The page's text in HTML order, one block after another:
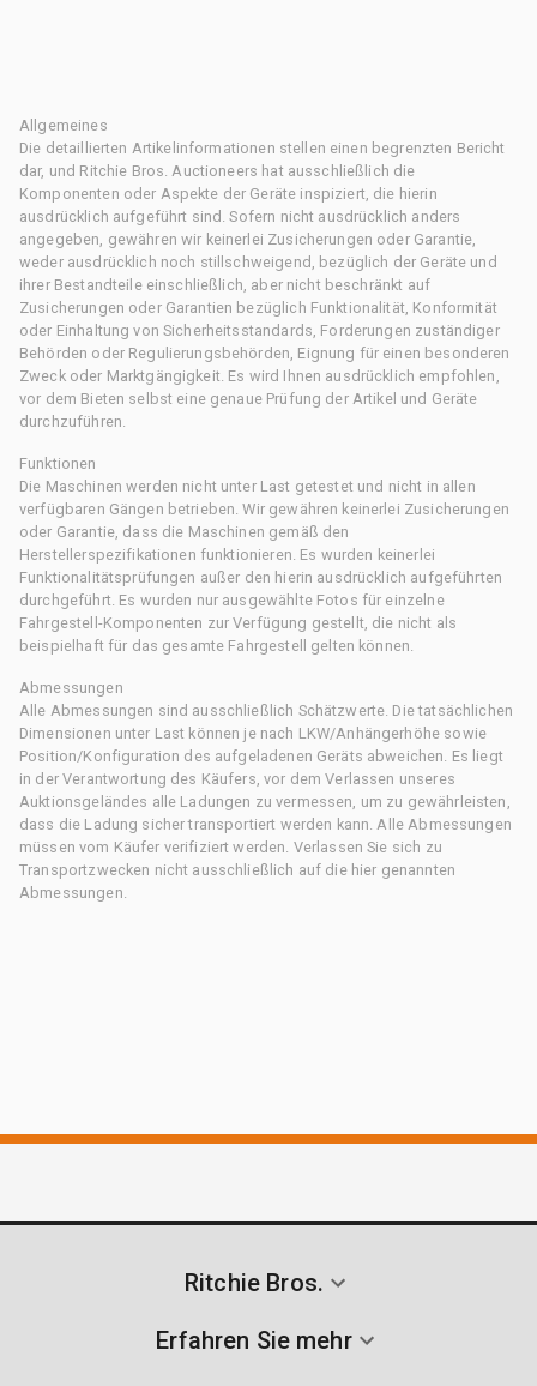
Allgemeines
Die detaillierten Artikelinformationen stellen einen begrenzten Bericht
dar, und Ritchie Bros. Auctioneers hat ausschließlich die
Komponenten oder Aspekte der Geräte inspiziert, die hierin
ausdrücklich aufgeführt sind. Sofern nicht ausdrücklich anders
angegeben, gewähren wir keinerlei Zusicherungen oder Garantie,
weder ausdrücklich noch stillschweigend, bezüglich der Geräte und
ihrer Bestandteile einschließlich, aber nicht beschränkt auf
Zusicherungen oder Garantien bezüglich Funktionalität, Konformität
oder Einhaltung von Sicherheitsstandards, Forderungen zuständiger
Behörden oder Regulierungsbehörden, Eignung für einen besonderen
Zweck oder Marktgängigkeit. Es wird Ihnen ausdrücklich empfohlen,
vor dem Bieten selbst eine genaue Prüfung der Artikel und Geräte
durchzuführen.
Funktionen
Die Maschinen werden nicht unter Last getestet und nicht in allen
verfügbaren Gängen betrieben. Wir gewähren keinerlei Zusicherungen
oder Garantie, dass die Maschinen gemäß den
Herstellerspezifikationen funktionieren. Es wurden keinerlei
Funktionalitätsprüfungen außer den hierin ausdrücklich aufgeführten
durchgeführt. Es wurden nur ausgewählte Fotos für einzelne
Fahrgestell-Komponenten zur Verfügung gestellt, die nicht als
beispielhaft für das gesamte Fahrgestell gelten können.
Abmessungen
Alle Abmessungen sind ausschließlich Schätzwerte. Die tatsächlichen
Dimensionen unter Last können je nach LKW/Anhängerhöhe sowie
Position/Konfiguration des aufgeladenen Geräts abweichen. Es liegt
in der Verantwortung des Käufers, vor dem Verlassen unseres
Auktionsgeländes alle Ladungen zu vermessen, um zu gewährleisten,
dass die Ladung sicher transportiert werden kann. Alle Abmessungen
müssen vom Käufer verifiziert werden. Verlassen Sie sich zu
Transportzwecken nicht ausschließlich auf die hier genannten
Abmessungen.
Ritchie Bros.
Erfahren Sie mehr